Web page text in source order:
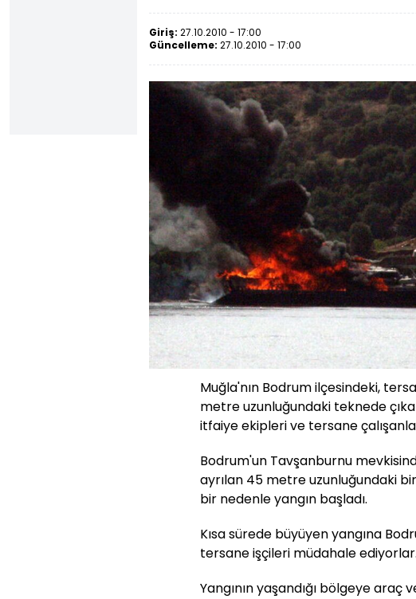
Giriş: 27.10.2010 - 17:00
Güncelleme: 27.10.2010 - 17:00
Muğla'nın Bodrum ilçesindeki,
metre uzunluğundaki teknede
itfaiye ekipleri ve tersane
Bodrum'un Tavşanburnu
ayrılan 45 metre uzunluğundaki
bir nedenle yangın başladı.
Kısa sürede büyüyen yangına
tersane işçileri müdahale ediyorlar.
Yangının yaşandığı bölgeye araç